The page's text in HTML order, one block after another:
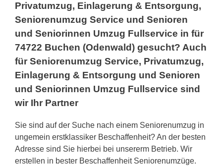
Privatumzug, Einlagerung & Entsorgung,
Seniorenumzug Service und Senioren
und Seniorinnen Umzug Fullservice in für
74722 Buchen (Odenwald) gesucht? Auch
für Seniorenumzug Service, Privatumzug,
Einlagerung & Entsorgung und Senioren
und Seniorinnen Umzug Fullservice sind
wir Ihr Partner
Sie sind auf der Suche nach einem Seniorenumzug in
ungemein erstklassiker Beschaffenheit? An der besten
Adresse sind Sie hierbei bei unsererm Betrieb. Wir
erstellen in bester Beschaffenheit Seniorenumzüge.